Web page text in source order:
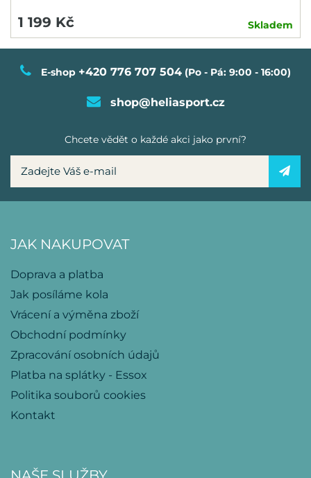
1 199 Kč Skladem
E-shop +420 776 707 504 (Po - Pá: 9:00 - 16:00)
shop@heliasport.cz
Chcete vědět o každé akci jako první?
JAK NAKUPOVAT
Doprava a platba
Jak posíláme kola
Vrácení a výměna zboží
Obchodní podmínky
Zpracování osobních údajů
Platba na splátky - Essox
Politika souborů cookies
Kontakt